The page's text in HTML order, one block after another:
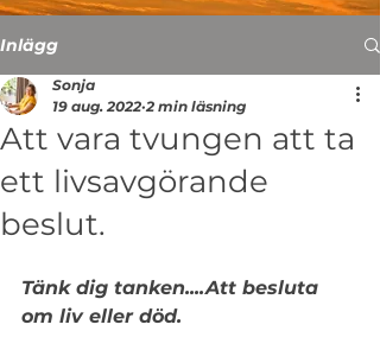
Inlägg
Att vara tvungen att ta
ett livsavgörande
beslut.
Sonja
19 aug. 2022 2 min läsning
Tänk dig tanken....Att besluta
om liv eller död.